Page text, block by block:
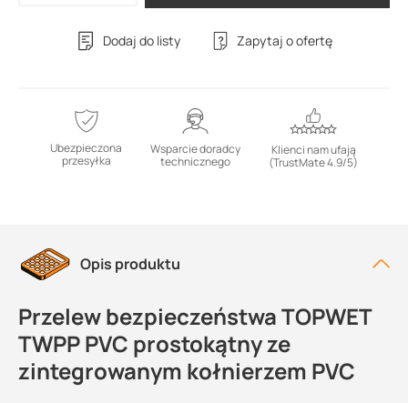
Dodaj do listy Zapytaj o ofertę
Ubezpieczona
przesyłka
Wsparcie doradcy
technicznego
Klienci nam ufają
(TrustMate 4.9/5)
Opis produktu
Przelew bezpieczeństwa TOPWET
TWPP PVC prostokątny ze
zintegrowanym kołnierzem PVC